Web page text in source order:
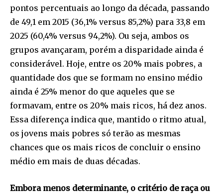
pontos percentuais ao longo da década, passando
de 49,1 em 2015 (36,1% versus 85,2%) para 33,8 em
2025 (60,4% versus 94,2%). Ou seja, ambos os
grupos avançaram, porém a disparidade ainda é
considerável. Hoje, entre os 20% mais pobres, a
quantidade dos que se formam no ensino médio
ainda é 25% menor do que aqueles que se
formavam, entre os 20% mais ricos, há dez anos.
Essa diferença indica que, mantido o ritmo atual,
os jovens mais pobres só terão as mesmas
chances que os mais ricos de concluir o ensino
médio em mais de duas décadas.
Embora menos determinante, o critério de raça ou